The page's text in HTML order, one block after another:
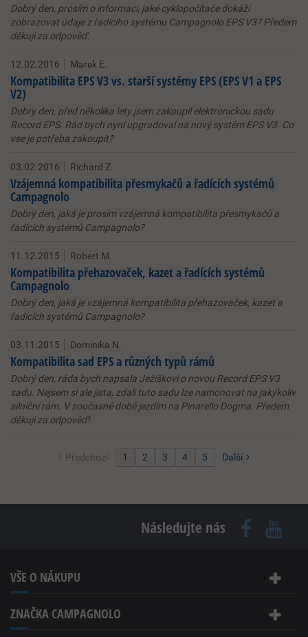
Dobrý den, prosím o informaci, jaké cyklopočítače dokáží
zobrazovat údaje z řadícího systému Campagnolo EPS V3? Předem
děkuji za odpověď.
12.02.2016 Marek E.
Kompatibilita EPS V3 vs. starší systémy EPS (EPS V1 a EPS
V2)
Dobry den, před několika lety jsem zakoupil elektronickou sadu
Record EPS. Rád bych nyní upgradoval na nový systém EPS V3. Co
vse je potřeba zakoupit?
03.02.2016 Richard Z.
Vzájemná kompatibilita přesmykačů a řadících systémů
Campagnolo
Dobrý den, jaká je prosím vzájemná kompatibilita přesmykačů a
řadících systémů Campagnolo?
11.12.2015 Robert M.
Kompatibilita přehazovaček, kazet a řadících systémů
Campagnolo
Dobrý den, jaká je vzájemná kompatibilita přehazovaček, kazet a
řadících systémů Campagnolo?
03.11.2015 Dominika N.
Kompatibilita sad EPS a různých typů rámů
Dobrý den, ráda bych napsala Ježíškovi o novou Record EPS V3
sadu. Nejsem si ale jista, zdali tuto sadu lze namonovat na jakýkoliv
silniční rám. V současné době jezdím na Pinarello Dogma. Předem
děkuji za odpověď!
Předchozí 1 2 3 4 5 Další
Následujte nás
VŠE O NÁKUPU
ZNAČKA CAMPAGNOLO